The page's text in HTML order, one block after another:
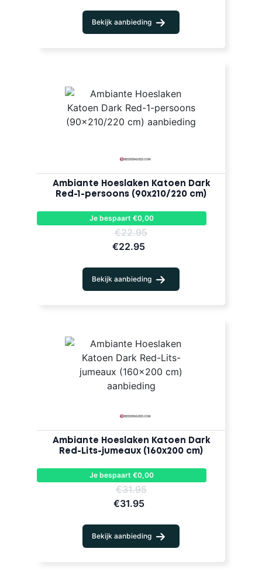
Bekijk aanbieding
Ambiante Hoeslaken Katoen Dark
Red-1-persoons (90x210/220 cm)
Je bespaart €0,00
€22.95
€22.95
Bekijk aanbieding
Ambiante Hoeslaken Katoen Dark
Red-Lits-jumeaux (160x200 cm)
Je bespaart €0,00
€31.95
€31.95
Bekijk aanbieding